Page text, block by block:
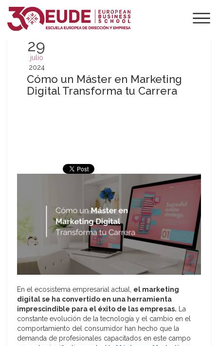
29
julio
2024
Cómo un Máster en Marketing
Digital Transforma tu Carrera
En el ecosistema empresarial actual, el marketing
digital se ha convertido en una herramienta
imprescindible para el éxito de las empresas. La
constante evolución de la tecnología y el cambio en el
comportamiento del consumidor han hecho que la
demanda de profesionales capacitados en este campo